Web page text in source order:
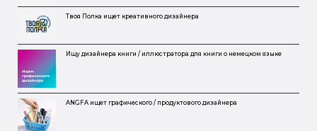
Твоя Полка ищет креативного дизайнера
Ищу дизайнера книги / иллюстратора для книги о немецком языке
ANGFA ищет графического / продуктового дизайнера